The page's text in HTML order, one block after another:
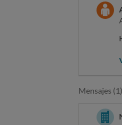
Mensajes (1)